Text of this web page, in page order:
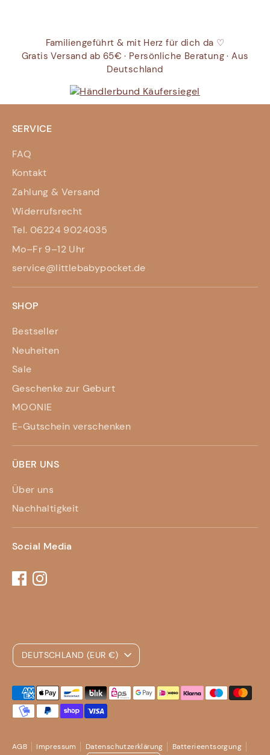
Familiengeführt & mit Herz für dich da ♡
Gratis Versand ab 65€ · Persönliche Beratung · Aus
Deutschland
SERVICE
FAQ
Kontakt
Zahlung & Versand
Widerrufsrecht
Tel. 06224 9024035
Mo–Fr 9–12 Uhr
service@littlebabypocket.de
SHOP
Bestseller
Neuheiten
Sale
Geschenke zur Geburt
MOONIE
E-Gutschein verschenken
ÜBER UNS
Über uns
Nachhaltigkeit
Social Media
AGB Impressum Datenschutzerklärung
Batterieentsorgung
Währung
DEUTSCHLAND (EUR €)
Akzeptierte
Zahlungsarten